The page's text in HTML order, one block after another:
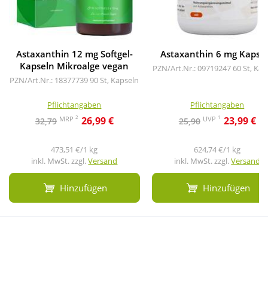
Astaxanthin 12 mg Softgel-
Kapseln Mikroalge vegan
PZN/Art.Nr.: 1837773990 St, Kapseln
Pflichtangaben
32,79 MRP 2 26,99 €
473,51 €/1 kg
inkl. MwSt. zzgl.Versand
Hinzufügen
Astaxanthin 6 mg
PZN/Art.Nr.: 09719247 60 St,
Pflichtangaben
25,90 UVP 1 23,99 €
624,74 €/1 kg
inkl. MwSt. zzgl.Versand
Hinzufügen